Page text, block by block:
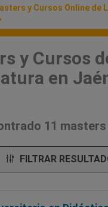
y Cursos Online de
y Cursos
en
11
FILTRAR